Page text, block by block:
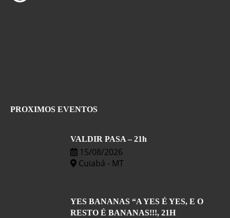
PROXIMOS EVENTOS
VALDIR PASA – 21h
15/08/2026
Cuiabá - MT
YES BANANAS “A YES É YES, E O
RESTO É BANANAS!!!, 21H